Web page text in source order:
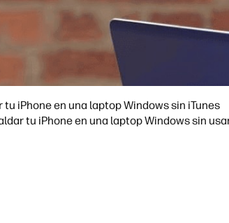
tu iPhone en una laptop Windows sin iTunes
tu iPhone en una laptop Windows sin